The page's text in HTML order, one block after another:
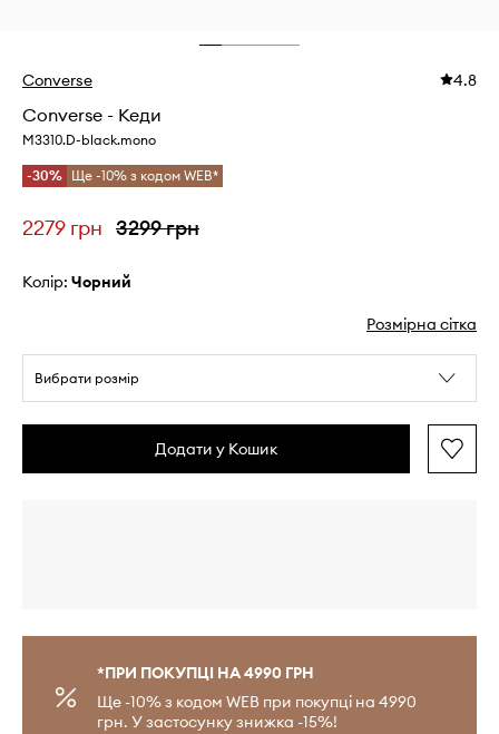
Converse 4.8
Converse - Кеди
M3310.D-black.mono
-30% Ще -10% з кодом WEB*
2279 грн 3299 грн
Колір: чорний
Розмірна сітка
Вибрати розмір
Додати у Кошик
*ПРИ ПОКУПЦІ НА 4990 ГРН
Ще -10% з кодом WEB при покупці на 4990
грн. У застосунку знижка -15%!